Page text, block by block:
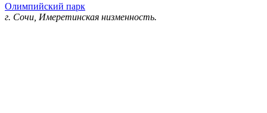
Олимпийский парк
г. Сочи, Имеретинская низменность.